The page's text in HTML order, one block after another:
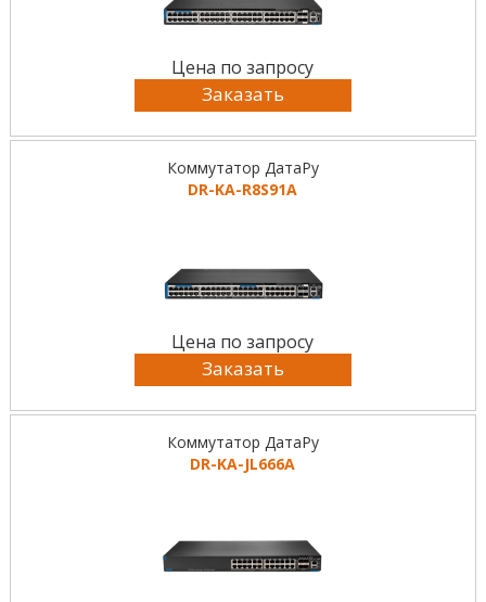
Цена по запросу
Заказать
Коммутатор ДатаРу
DR-KА-R8S91A
Цена по запросу
Заказать
Коммутатор ДатаРу
DR-KА-JL666A